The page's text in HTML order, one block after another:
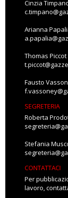
Cinzia
Arianna
Thomas Piccot
Fausto
SEGRETERIA
Roberta
Stefania
CONTATTACI
Per
lavoro,